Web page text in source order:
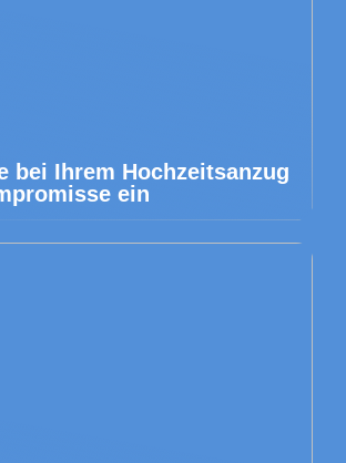
bei Ihrem Hochzeitsanzug
ein